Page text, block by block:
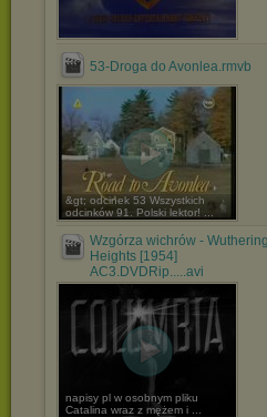
53-Droga do Avonlea.rmvb
&gt; odcinek 53 Wszystkich
odcinków 91. Polski lektor! ...
Wzgórza wichrów - Wuthering
Heights [1954]
AC3.DVDRip.....avi
napisy pl w osobnym pliku
Catalina wraz z mężem i ...